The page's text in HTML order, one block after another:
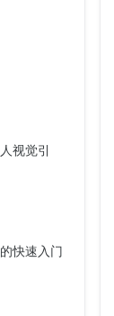
视觉引
快速入门